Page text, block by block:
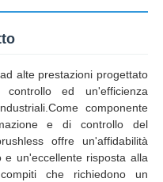
alte prestazioni progettato
ed un'efficienza
componente
e di controllo del
offre un'affidabilità
un'eccellente risposta alla
che richiedono un